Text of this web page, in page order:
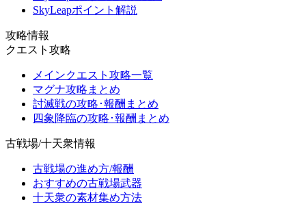
SkyLeapポイント解説
攻略情報
クエスト攻略
メインクエスト攻略一覧
マグナ攻略まとめ
討滅戦の攻略･報酬まとめ
四象降臨の攻略･報酬まとめ
古戦場/十天衆情報
古戦場の進め方/報酬
おすすめの古戦場武器
十天衆の素材集め方法